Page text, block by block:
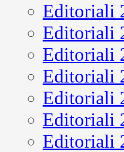
Editoriali
Editoriali
Editoriali
Editoriali
Editoriali
Editoriali
Editoriali